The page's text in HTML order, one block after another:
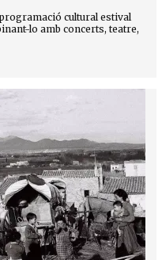
cultural estival
lo amb concerts, teatre,